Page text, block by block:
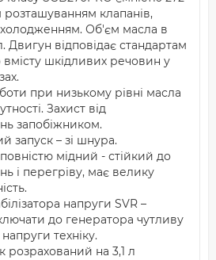
розташуванням клапанів,
Об'єм масла в
Двигун відповідає стандартам
шкідливих речовин у
при низькому рівні масла
Захист від
запобіжником.
запуск – зі шнура.
мідний - стійкий до
і перегріву, має велику
напруги SVR –
до генератора чутливу
техніку.
розрахований на 3,1 л